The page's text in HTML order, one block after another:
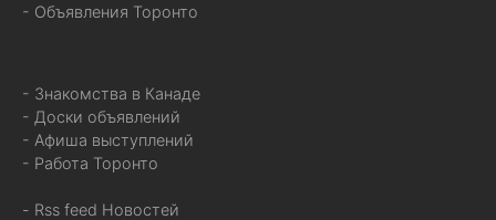
- Объявления Торонто
- Знакомства в Канаде
- Доски объявлений
- Афиша выступлений
- Работа Торонто
- Rss feed Новостей